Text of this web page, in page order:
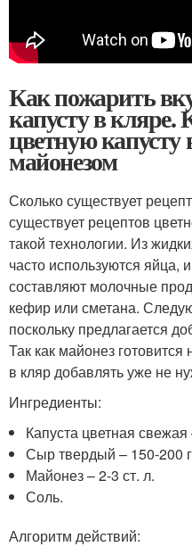
Как пожарить
капусту в
цветную капусту
майонезом
Сколько существует
существует рецептов
такой технологии. Из
часто используются яйца,
составляют молочные
кефир или сметана.
поскольку предлагается
Так как майонез
в кляр добавлять уже не
Ингредиенты:
Капуста цветная свежая
Сыр твердый – 150-200
Майонез – 2-3 ст. л.
Соль.
Алгоритм действий: